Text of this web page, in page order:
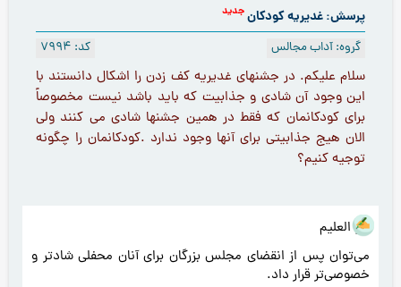
پرسش: غدیریه کودکانجدید
کد: 7994 گروه: آداب مجالس
سلام علیکم. در جشنهای غدیریه کف زدن را اشکال دانستند با
این وجود آن شادی و جذابیت که باید باشد نيست مخصوصاً
براى كودكانمان كه فقط در همين جشنها شادى مى كنند ولى
الان هيج جذابيتى براى آنها وجود ندارد .کودكانمان را چگونه
توجیه کنيم؟
هو العلیم
‌می‌توان پس از انقضای مجلس بزرگان برای آنان محفلی شادتر و
خصوصی‌تر قرار داد.